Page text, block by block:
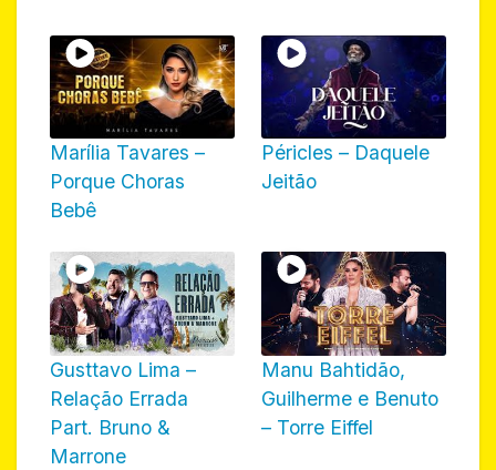
Marília Tavares –
Porque Choras
Bebê
Péricles – Daquele
Jeitão
Gusttavo Lima –
Relação Errada
Part. Bruno &
Marrone
Manu Bahtidão,
Guilherme e Benuto
– Torre Eiffel